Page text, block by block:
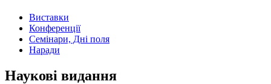
Виставки
Конференції
Семінари, Дні поля
Наради
Наукові видання